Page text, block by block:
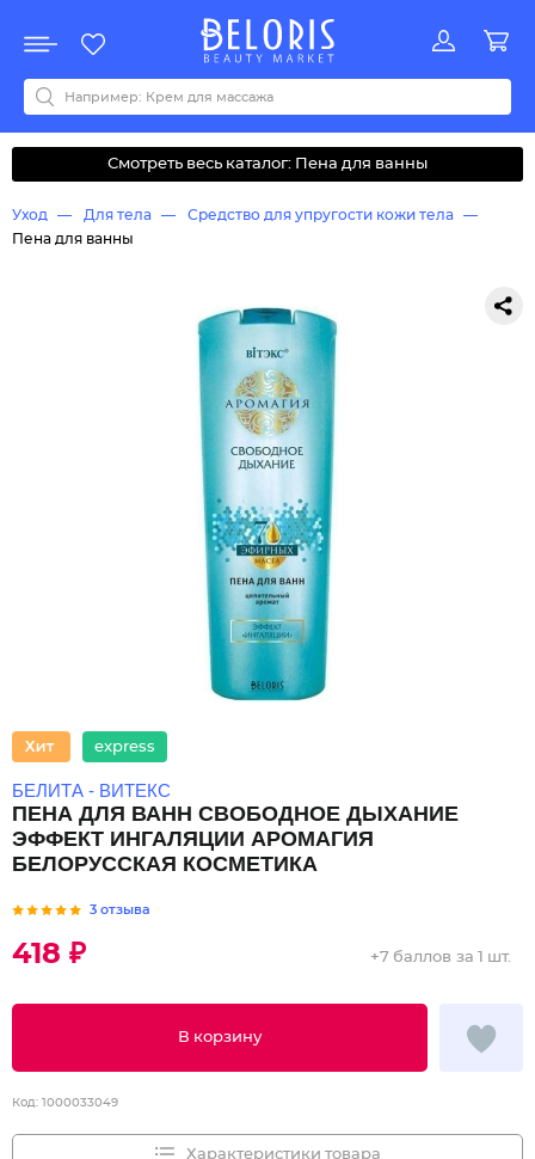
Акции
Все бренды
0-9ABCDEFGHIJKLMNOPQRSTUVWYZАБВДЗИМОКЛНПРСТУФ
Смотреть весь каталог: Пена для ванны
Уход Для тела
Средство для упругости кожи тела
Пена для ванны
express
БЕЛИТА - ВИТЕКС
ПЕНА ДЛЯ ВАНН СВОБОДНОЕ ДЫХАНИЕ
ЭФФЕКТ ИНГАЛЯЦИИ АРОМАГИЯ
БЕЛОРУССКАЯ КОСМЕТИКА
3 отзыва
418 ₽
В корзину
+7 баллов за 1 шт.
Код: 1000033049
Характеристики товара